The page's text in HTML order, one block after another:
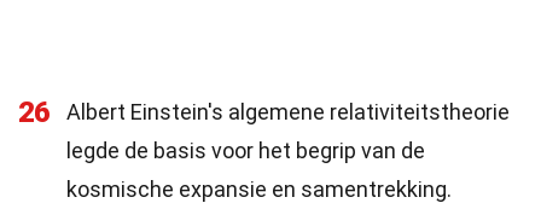
26
Albert Einstein's algemene relativiteitstheorie
legde de basis voor het begrip van de
kosmische expansie en samentrekking.